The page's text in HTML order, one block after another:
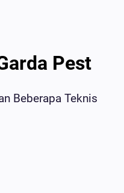
Pest
Beberapa Teknis